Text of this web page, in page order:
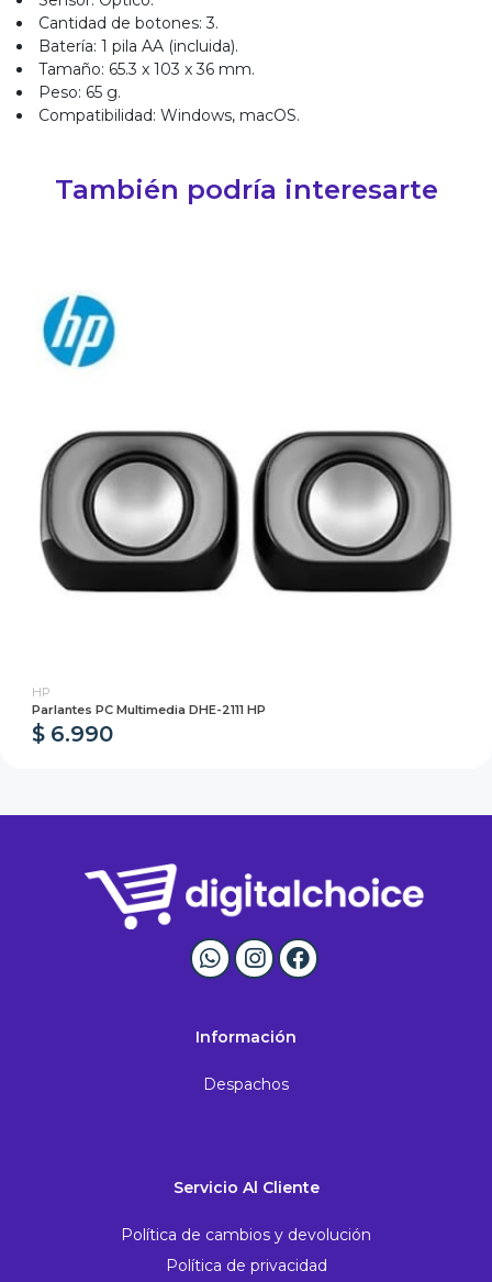
Cantidad de botones: 3.
Batería: 1 pila AA (incluida).
Tamaño: 65.3 x 103 x 36 mm.
Peso: 65 g.
Compatibilidad: Windows, macOS.
También podría interesarte
HP
Parlantes PC Multimedia DHE-2111 HP
$ 6.990
Información
Despachos
Servicio Al Cliente
Política de cambios y devolución
Política de privacidad